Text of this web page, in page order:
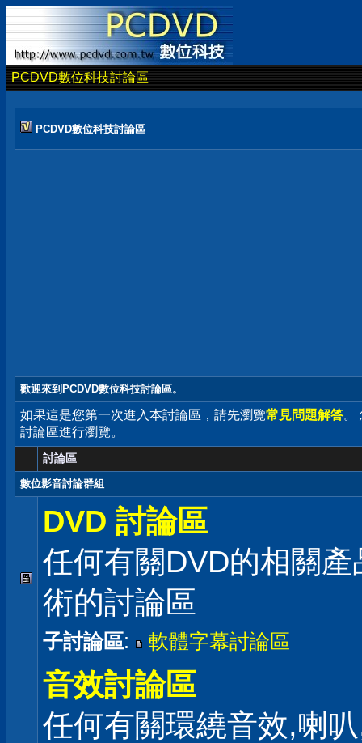
PCDVD數位科技討論區
PCDVD數位科技討論區
歡迎來到PCDVD數位科技討論區。
如果這是您第一次進入本討論區，請先瀏覽常見問題解答。
討論區進行瀏覽。
討論區
數位影音討論群組
DVD 討論區
任何有關DVD的相關
術的討論區
子討論區: 軟體字幕討論區
音效討論區
任何有關環繞音效,喇